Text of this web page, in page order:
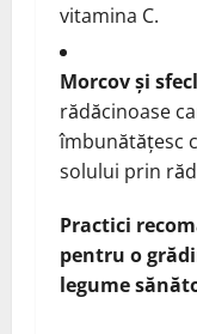
vitamina C.
Morcov și
rădăcinoase
îmbunătățesc
solului prin
Practici
pentru o
legume